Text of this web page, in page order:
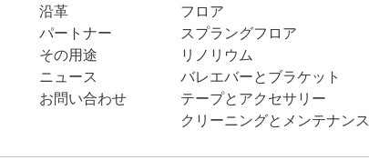
沿革
パートナー
その用途
ニュース
お問い合わせ
フロア
スプラングフロア
リノリウム
バレエバーとブラケット
テープとアクセサリー
クリーニングとメンテナンス